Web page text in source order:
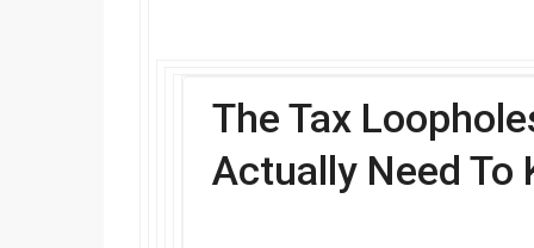
The Tax
Actually Need To